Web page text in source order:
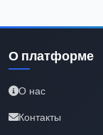
О платформе
О нас
Контакты